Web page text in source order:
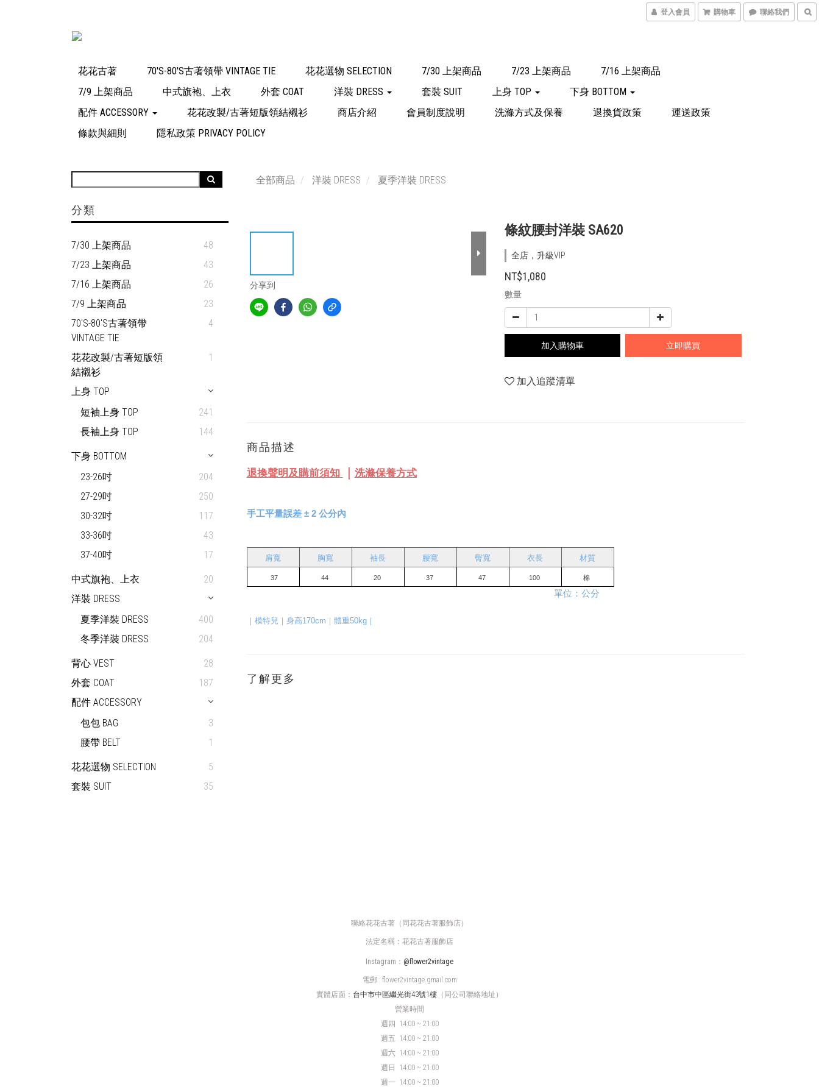
登入會員 購物車 聯絡我們
花花古著 70'S-80'S古著領帶 VINTAGE TIE 花花選物 SELECTION 7/30 上架商品 7/23 上架商品
7/16 上架商品
7/9 上架商品
中式旗袍、上衣 外套 COAT 洋裝 DRESS 套裝 SUIT 上身 TOP
下身 BOTTOM
配件 ACCESSORY
花花改製/古著短版領結襯衫 商店介紹 會員制度說明 洗滌方式及保養 退換貨政策
運送政策
條款與細則
隱私政策 PRIVACY POLICY
分類
7/30 上架商品
48
7/23 上架商品
43
7/16 上架商品
26
7/9 上架商品
23
70'S-80'S古著領帶
VINTAGE TIE
4
花花改製/古著短版領
結襯衫
1
上身 TOP
短袖上身 TOP
241
長袖上身 TOP
144
下身 BOTTOM
23-26吋
204
27-29吋
250
30-32吋
117
33-36吋
43
37-40吋
17
中式旗袍、上衣
20
洋裝 DRESS
夏季洋裝 DRESS
400
冬季洋裝 DRESS
204
背心 VEST
28
外套 COAT
187
配件 ACCESSORY
包包 BAG
3
腰帶 BELT
1
花花選物 SELECTION
5
套裝 SUIT
35
全部商品 洋裝 DRESS 夏季洋裝 DRESS
分享到
條紋腰封洋裝 SA620
全店，升級VIP
NT$1,080
數量
加入購物車 立即購買
加入追蹤清單
商品描述
退換聲明及購前須知 洗滌保養方式
手工平量誤差 ± 2 公分內
肩寬 胸寬 袖長 腰寬 臀寬 衣長 材質
37 44 20 37 47 100 棉
單位：公分
｜模特兒｜身高170cm｜體重50kg｜
了解更多
聯絡花花古著（同花花古著服飾店）
法定名稱：花花古著服飾店
Instagram： @flower2vintage
電郵 : flower2vintage.gmail.com
實體店面： 台中市中區繼光街43號1樓 （同公司聯絡地址）
營業時間
週四
14:00 ~ 21:00
週五 14:00 ~ 21:00
週六 14:00 ~ 21:00
週日 14:00 ~ 21:00
週一 14:00 ~ 21:00